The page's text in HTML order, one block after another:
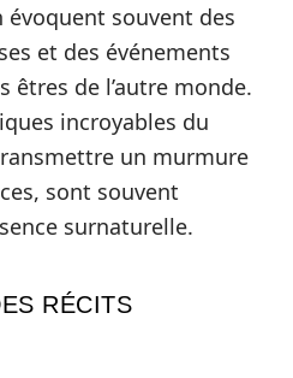
souvent des
et des événements
êtres de l’autre monde.
incroyables du
un murmure
sont souvent
surnaturelle.
RÉCITS